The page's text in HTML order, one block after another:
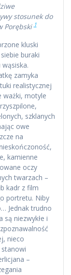
stosunek do
Porębski 1
kluski
buraki
zamyka
realistycznej
ważki, motyle
szklanych
owe
na
kamienne
oczy
twarzach –
kadr z film
portretu. Niby
Jednak trudno
są niezwykłe i
nieco
stanowi
–